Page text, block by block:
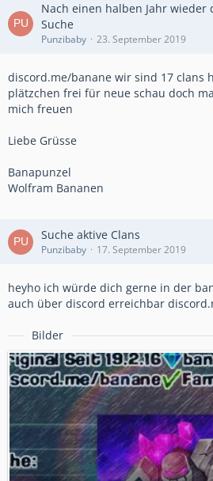
Nach einen halben Jahr
Suche
Punzibaby 23. September 2019
discord.me/banane wir sind 17 clans
plätzchen frei für neue schau doch
mich freuen
Liebe Grüsse
Banapunzel
Wolfram Bananen
Suche aktive Clans
Punzibaby 17. September 2019
heyho ich würde dich gerne in der
auch über discord erreichbar
Bilder